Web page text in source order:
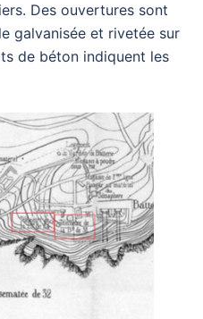
Des ouvertures sont
galvanisée et rivetée sur
de béton indiquent les